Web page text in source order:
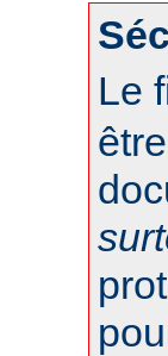
Le